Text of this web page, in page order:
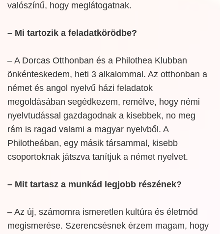
valószínű, hogy meglátogatnak.
– Mi tartozik a feladatkörödbe?
– A Dorcas Otthonban és a Philothea Klubban
önkénteskedem, heti 3 alkalommal. Az otthonban a
német és angol nyelvű házi feladatok
megoldásában segédkezem, remélve, hogy némi
nyelvtudással gazdagodnak a kisebbek, no meg
rám is ragad valami a magyar nyelvből. A
Philotheában, egy másik társammal, kisebb
csoportoknak játszva tanítjuk a német nyelvet.
– Mit tartasz a munkád legjobb részének?
– Az új, számomra ismeretlen kultúra és életmód
megismerése. Szerencsésnek érzem magam, hogy